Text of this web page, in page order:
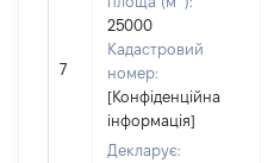
7
25000
Кадастровий
номер:
[Конфіденційна
інформація]
Декларує: